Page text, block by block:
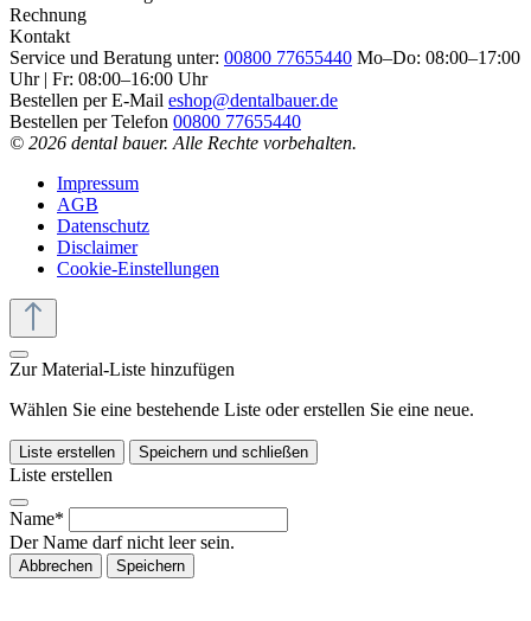
Rechnung
Kontakt
Service und Beratung unter: 00800 77655440 Mo–Do: 08:00–17:00
Uhr | Fr: 08:00–16:00 Uhr
Bestellen per E-Mail eshop@dentalbauer.de
Bestellen per Telefon 00800 77655440
© 2026 dental bauer. Alle Rechte vorbehalten.
Impressum
AGB
Datenschutz
Disclaimer
Cookie-Einstellungen
Zur Material-Liste hinzufügen
Wählen Sie eine bestehende Liste oder erstellen Sie eine neue.
Liste erstellen Speichern und schließen
Liste erstellen
Name*
Der Name darf nicht leer sein.
Abbrechen Speichern